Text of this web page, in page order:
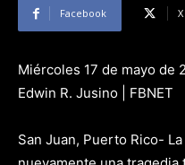
Facebook X
Miércoles 17 de mayo de
Edwin R. Jusino | FBNET
San Juan, Puerto Rico-